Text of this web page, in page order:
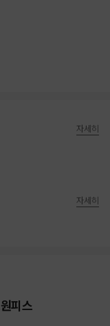
자세히
자세히
피스